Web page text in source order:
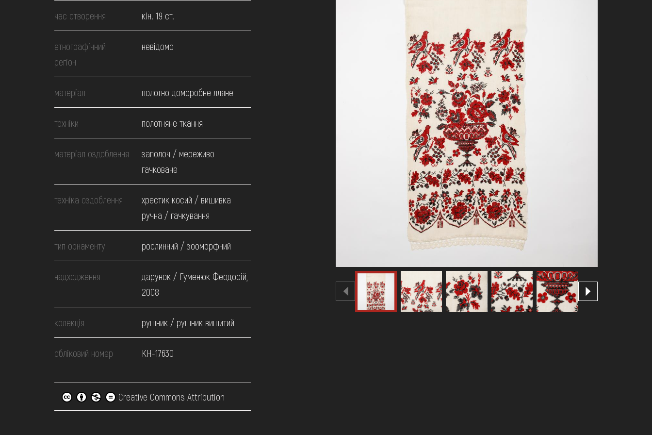
ВІДВІДАТИ
НАВЧИТИСЯ
ПОСЛУГИ
час створення кін. 19 ст.
етнографічний
регіон
невідомо
матеріал полотно доморобне лляне
техніки полотняне ткання
матеріал оздоблення
заполоч / мереживо
гачковане
техніка оздоблення
хрестик косий / вишивка
ручна / гачкування
тип орнаменту рослинний / зооморфний
надходження
дарунок / Гуменюк Феодосій,
2008
колекція рушник / рушник вишитий
обліковий номер КН-17630
Creative Commons Attribution